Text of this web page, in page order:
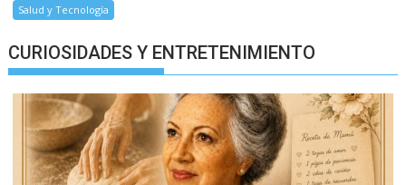
Salud y Tecnología
CURIOSIDADES Y ENTRETENIMIENTO